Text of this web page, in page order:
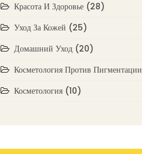
Красота И Здоровье (28)
Уход За Кожей (25)
Домашний Уход (20)
Косметология Против Пигментации
Косметология (10)